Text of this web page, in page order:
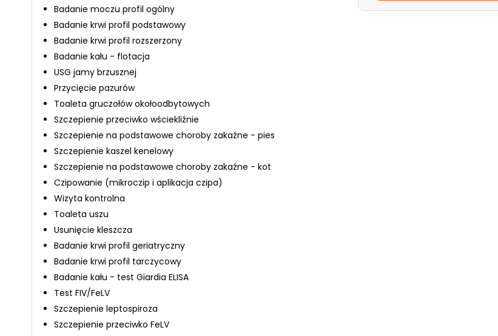
Badanie moczu profil ogólny
Badanie krwi profil podstawowy
Badanie krwi profil rozszerzony
Badanie kału - flotacja
USG jamy brzusznej
Przycięcie pazurów
Toaleta gruczołów okołoodbytowych
Szczepienie przeciwko wściekliźnie
Szczepienie na podstawowe choroby zakaźne - pies
Szczepienie kaszel kenelowy
Szczepienie na podstawowe choroby zakaźne - kot
Czipowanie (mikroczip i aplikacja czipa)
Wizyta kontrolna
Toaleta uszu
Usunięcie kleszcza
Badanie krwi profil geriatryczny
Badanie krwi profil tarczycowy
Badanie kału - test Giardia ELISA
Test FIV/FeLV
Szczepienie leptospiroza
Szczepienie przeciwko FeLV